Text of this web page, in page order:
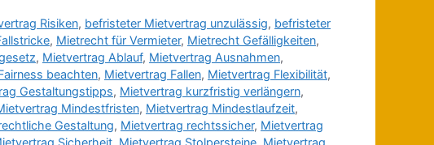
Risiken, befristeter Mietvertrag unzulässig, befristeter
, Mietrecht für Vermieter, Mietrecht Gefälligkeiten,
, Mietvertrag Ablauf, Mietvertrag Ausnahmen,
beachten, Mietvertrag Fallen, Mietvertrag Flexibilität,
Gestaltungstipps, Mietvertrag kurzfristig verlängern,
Mindestfristen, Mietvertrag Mindestlaufzeit,
Gestaltung, Mietvertrag rechtssicher, Mietvertrag